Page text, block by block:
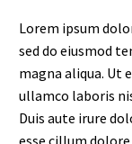
Lorem ipsum
sed do eiusmod
magna aliqua. Ut
ullamco laboris
Duis aute irure
esse cillum